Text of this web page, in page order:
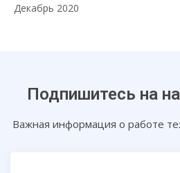
Декабрь 2020
Подпишитесь на
Важная информация о работе